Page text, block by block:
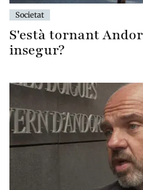
Societat
S'està tornant
insegur?